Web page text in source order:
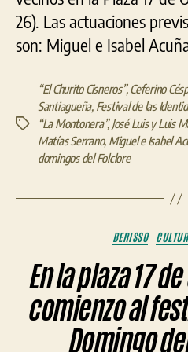
26). Las actuaciones
son: Miguel e Isabel
Etiquetas
“El Churito Cisneros”,Ceferino
Santiagueña, Festival de las
“La Montonera”,José Luis y Luis
Matías Serrano, Miguel e Isabel
domingos del Folclore
BERISSO
En la plaza 17
comienzo al
Domingo